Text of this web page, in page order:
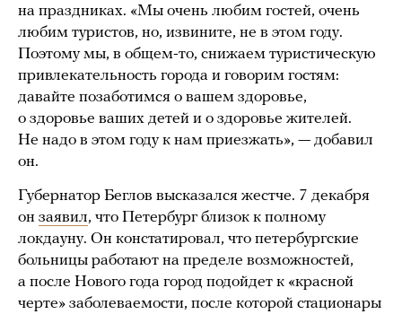
на праздниках. «Мы очень любим гостей, очень
любим туристов, но, извините, не в этом году.
Поэтому мы, в общем-то, снижаем туристическую
привлекательность города и говорим гостям:
давайте позаботимся о вашем здоровье,
о здоровье ваших детей и о здоровье жителей.
Не надо в этом году к нам приезжать», — добавил
он.
Губернатор Беглов высказался жестче. 7 декабря
он заявил, что Петербург близок к полному
локдауну. Он констатировал, что петербургские
больницы работают на пределе возможностей,
а после Нового года город подойдет к «красной
черте» заболеваемости, после которой стационары